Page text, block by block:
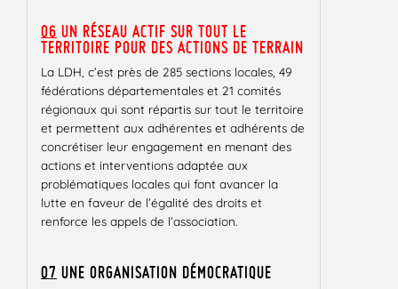
06 UN RÉSEAU ACTIF SUR TOUT LE
TERRITOIRE POUR DES ACTIONS DE TERRAIN
La LDH, c’est près de 285 sections locales, 49
fédérations départementales et 21 comités
régionaux qui sont répartis sur tout le territoire
et permettent aux adhérentes et adhérents de
concrétiser leur engagement en menant des
actions et interventions adaptée aux
problématiques locales qui font avancer la
lutte en faveur de l’égalité des droits et
renforce les appels de l’association.
07 UNE ORGANISATION DÉMOCRATIQUE